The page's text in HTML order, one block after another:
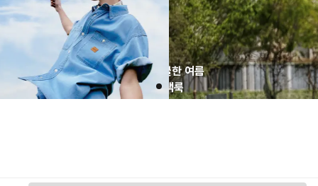
본 상품은 업체별로 개별 출고되는 상품으로, 반품 시 출고 업체 기준에 따라 반품비가 각각
발생할 수 있습니다.
고객님의 변심으로 인한 반품의 경우, 왕복 택배비가 발생하며 해당 비용은 환불 금액에서
차감 후 환불 처리됩니다.
상품 수령 시 상품 하자 여부를 확인해주세요. 하자 여부를 확인하지 않고 반품된 상품은 고
객님의 책임 사유가 될 수 있습니다.
상품은 착용 흔적이 없어야 하며, 택이 부착된 상태로 접수되어야 합니다.
교환/반품 요청은 상품 수령 후 7일 이내로 가능합니다.
느껴지